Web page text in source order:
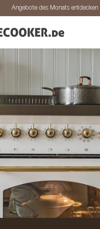
Angebote des Monats
Angebote des Monats